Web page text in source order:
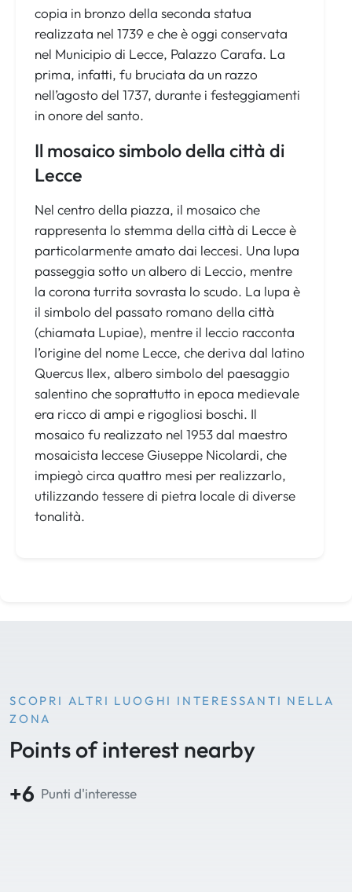
copia in bronzo della seconda statua
realizzata nel 1739 e che è oggi conservata
nel Municipio di Lecce, Palazzo Carafa. La
prima, infatti, fu bruciata da un razzo
nell’agosto del 1737, durante i festeggiamenti
in onore del santo.
Il mosaico simbolo della città di
Lecce
Nel centro della piazza, il mosaico che
rappresenta lo stemma della città di Lecce è
particolarmente amato dai leccesi. Una lupa
passeggia sotto un albero di Leccio, mentre
la corona turrita sovrasta lo scudo. La lupa è
il simbolo del passato romano della città
(chiamata Lupiae), mentre il leccio racconta
l’origine del nome Lecce, che deriva dal latino
Quercus Ilex, albero simbolo del paesaggio
salentino che soprattutto in epoca medievale
era ricco di ampi e rigogliosi boschi. Il
mosaico fu realizzato nel 1953 dal maestro
mosaicista leccese Giuseppe Nicolardi, che
impiegò circa quattro mesi per realizzarlo,
utilizzando tessere di pietra locale di diverse
tonalità.
SCOPRI ALTRI LUOGHI INTERESSANTI NELLA
ZONA
Points of interest nearby
+6 Punti d'interesse